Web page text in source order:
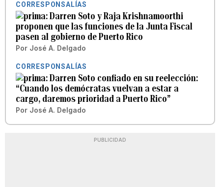
CORRESPONSALÍAS
Darren Soto y Raja Krishnamoorthi
proponen que las funciones de la Junta Fiscal
pasen al gobierno de Puerto Rico
Por José A. Delgado
CORRESPONSALÍAS
Darren Soto confiado en su reelección:
“Cuando los demócratas vuelvan a estar a
cargo, daremos prioridad a Puerto Rico”
Por José A. Delgado
PUBLICIDAD